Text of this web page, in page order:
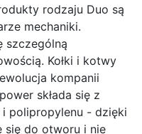
rodzaju Duo są
mechaniki.
szczególną
Kołki i kotwy
kompanii
składa się z
polipropylenu - dzięki
się do otworu i nie